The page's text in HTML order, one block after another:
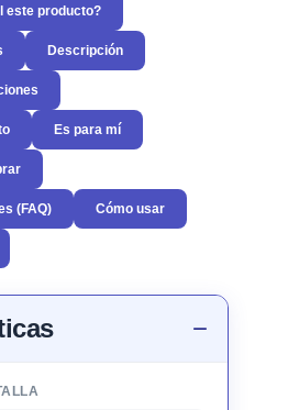
este producto?
Descripción
Es para mí
(FAQ) Cómo usar